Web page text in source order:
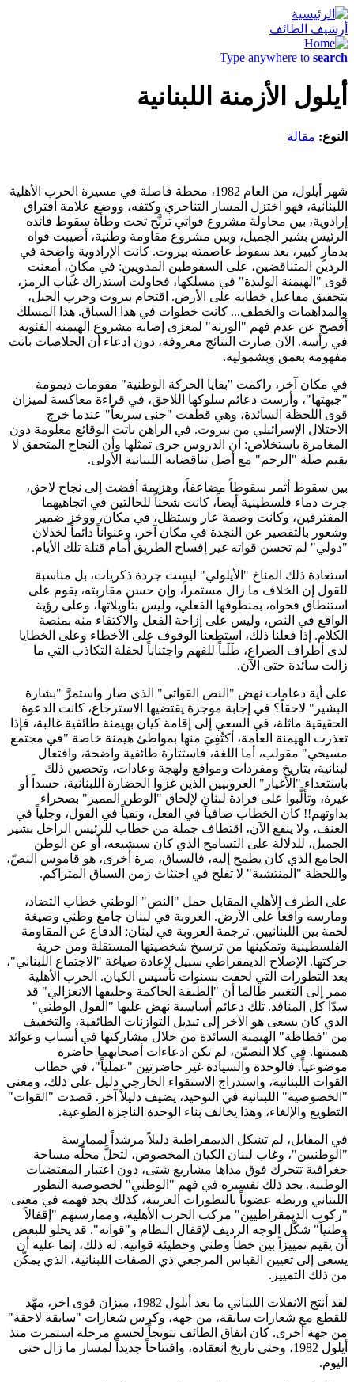
أرشيف الطائف
Type anywhere to search
أيلول الأزمنة اللبنانية
النوع: مقالة
شهر أيلول، من العام 1982، محطة فاصلة في مسيرة الحرب الأهلية
اللبنانية، فهو اختزل المسار التناحري وكثفه، ووضع علامة افتراق
إرادوية، بين محاولة مشروع قواتي ترنَّح تحت وطأة سقوط قائده
الرئيس بشير الجميل، وبين مشروع مقاومة وطنية، أصيبت قواه
بدمارٍ كبير، بعد سقوط عاصمته بيروت. كانت الإرادوية واضحة في
الردين المتناقضين، على السقوطين المدويين: في مكانٍ، أمعنت
قوى "الهيمنة الوليدة" في مسلكها، فحاولت استدراك غياب الرمز،
بتحقيق مفاعيل خطابه على الأرض. اقتحام بيروت وحرب الجبل،
والمداهمات والخطف... كانت خطوات في هذا السياق. هذا المسلك
أفصح عن عدم فهم "الورثة" لمغزى إصابة مشروع الهيمنة الفئوية
في رأسه. الآن صارت النتائج معروفة، دون ادعاء أن الخلاصات باتت
مفهومة بعمق وبشمولية.
في مكان آخر، راكمت "بقايا الحركة الوطنية" مقومات ديمومة
"جبهتها"، وأرست دعائم سلوكها اللاحق، في قراءة معاكسة لميزان
قوى اللحظة السائدة، وهي قطفت "جنى سريعاً" عندما خرج
الاحتلال الإسرائيلي من بيروت. في الراهن باتت الوقائع معلومة دون
المغامرة باستخلاص: أن الدروس جرى تمثلها وأن النجاح المتحقق لا
يقيم صلة "الرحم" مع أصل تناقضاته اللبنانية الأولى.
بين سقوط أثمر سقوطاً مضاعفاً، وهزيمة أفضت إلى نجاح لاحق،
جرت دماء فلسطينية أيضاً، كانت شحناً للحالتين في اتجاهيهما
المفترقين، وكانت وصمة عار وستظل، في مكان، ووخز ضمير
وشعور بالتقصير عن النجدة في مكان آخر، وعنواناً دائماً لخذلان
"دولي" لم تحسن قواته غير إفساح الطريق أمام قتلة تلك الأيام.
استعادة ذلك المناخ "الأيلولي" ليست جردة ذكريات، بل مناسبة
للقول إن الخلاف ما زال مستمراً، وإن حسن مقاربته، يقوم على
استنطاق فحواه، بمنطوقها الفعلي، وليس بتأويلاتها، وعلى رؤية
الواقع في النص، وليس على إزاحة الفعل والاكتفاء منه بمنصة
الكلام. إذا فعلنا ذلك، استطعنا الوقوف على الأخطاء وعلى الخطايا
لدى أطراف الصراع، طَلَباً للفهم واجتناباً لحفلة التكاذب التي ما
زالت سائدة حتى الآن.
على أية دعامات نهض "النص القواتي" الذي صار واستمرَّ "بشارة
البشير" لاحقاً؟ في إجابة موجزة يقتضيها الاسترجاع، كانت الدعوة
الحقيقية ماثلة، في السعي إلى إقامة كيان بهيمنة طائفية غالبة، فإذا
تعذرت الهيمنة العامة، أكتُفِيَ منها بمواطئ هيمنة خاصة "في مجتمع
مسيحي" مقولب، أما اللغة، فاستثارة طائفية واضحة، وافتعال
لبنانية، بتاريخ ومفردات ومواقع ولهجة وعادات، وتحصين ذلك
باستعداء "الأغيار" العروبيين الذين غزوا الحضارة اللبنانية، حسداً أو
غيرة، وتألَّبوا على فرادة لبنان لإلحاق "الوطن المميز" بصحراء
بداوتهم!! كان الخطاب صافياً في الفعل، ونقياً في القول، وجلياً في
العنف، ولا ينفع الآن، اقتطاف جملة من خطاب للرئيس الراحل بشير
الجميل، للدلالة على التسامح الذي كان سيشيعه، أو عن الوطن
الجامع الذي كان يطمح إليه، فالسياق، مرة أخرى، هو قاموس النصّ،
واللحظة "المنتشية" لا تفلح في اجتثاث زمن السياق المتراكم.
على الطرف الأهلي المقابل حمل "النص" الوطني خطاب التضاد،
ومارسه واقعاً على الأرض. العروبة في لبنان جامع وطني وصيغة
لحمة بين اللبنانيين. ترجمة العروبة في لبنان: الدفاع عن المقاومة
الفلسطينية وتمكينها من ترسيخ شخصيتها المستقلة ومن حرية
حركتها. الإصلاح الديمقراطي سبيل لإعادة صياغة "الاجتماع اللبناني"،
بعد التطورات التي لحقت بسنوات تأسيس الكيان. الحرب الأهلية
ممر إلى التغيير طالما أن "الطبقة الحاكمة وحليفها الانعزالي" قد
سدّا كل المنافذ. تلك دعائم أساسية نهض عليها "القول الوطني"
الذي كان يسعى هو الآخر إلى تبديل التوازنات الطائفية، والتخفيف
من "فظاظة" الهيمنة السائدة من خلال مشاركتها في أسباب وعوائد
هيمنتها. في كلا النصيّن، لم تكن ادعاءات أصحابهما حاضرة
موضوعياً. فالوحدة والسيادة غير حاضرتين "عملياً"، في خطاب
القوات اللبنانية، واستدراج الاستقواء الخارجي دليل على ذلك، ومعنى
"الخصوصية" اللبنانية في التوحيد، يضيف دليلاً آخر. قصدت "القوات"
التطويع والإلغاء، وهذا يخالف بناء الوحدة الناجزة الطوعية.
في المقابل، لم تشكل الديمقراطية دليلاً مرشداً لممارسة
"الوطنيين"، وغاب لبنان الكيان المخصوص، لتحلَّ محلَّه مساحة
جغرافية تتحرك فوق مداها مشاريع شتى، دون اعتبار المقتضيات
الوطنية. يجد ذلك تفسيره في فهم "الوطني" لخصوصية التطور
اللبناني وربطه عضوياً بالتطورات العربية، كذلك يجد فهمه في معنى
"ركوب الديمقراطيين" مركب الحرب الأهلية، وممارستهم "إقفالاً
وطنياً" شكّل الوجه الرديف لإقفال النظام و"قواته". قد يحلو للبعض
أن يقيم تمييزاً بين خطأ وطني وخطيئة قواتية. له ذلك، إنما عليه أن
يسعى إلى تعيين القياس المرجعي ذي الصفات اللبنانية، الذي يمكّن
من ذلك التمييز.
لقد أنتج الانفلات اللبناني ما بعد أيلول 1982، ميزان قوى اخر، مهَّد
للقطع مع شعارات سابقة، من جهة، وكرس شعارات "سابقة لاحقة"
من جهة أخرى. كان اتفاق الطائف تتويجاً لحسم مرحلة استمرت منذ
أيلول 1982، وحتى تاريخ انعقاده، وافتتاحاً جديداً لمسار ما زال حتى
اليوم.